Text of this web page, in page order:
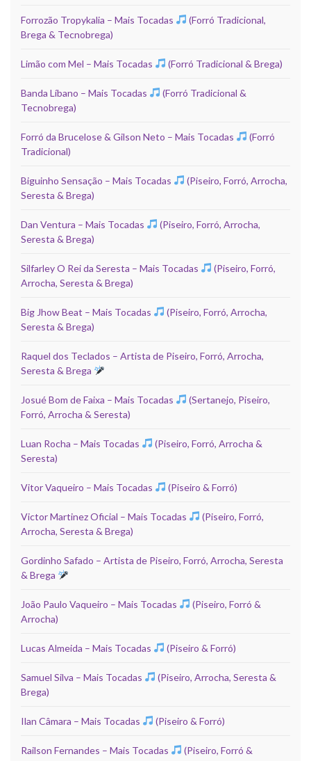
Forrozão Tropykalia – Mais Tocadas
(Forró Tradicional,
Brega & Tecnobrega)
Limão com Mel – Mais Tocadas (Forró Tradicional & Brega)
Banda Líbano – Mais Tocadas
(Forró Tradicional &
Tecnobrega)
Forró da Brucelose & Gilson Neto – Mais Tocadas
(Forró
Tradicional)
Biguinho Sensação – Mais Tocadas
(Piseiro, Forró, Arrocha,
Seresta & Brega)
Dan Ventura – Mais Tocadas
(Piseiro, Forró, Arrocha,
Seresta & Brega)
Silfarley O Rei da Seresta – Mais Tocadas
(Piseiro, Forró,
Arrocha, Seresta & Brega)
Big Jhow Beat – Mais Tocadas
(Piseiro, Forró, Arrocha,
Seresta & Brega)
Raquel dos Teclados – Artista de Piseiro, Forró, Arrocha,
Seresta & Brega
Josué Bom de Faixa – Mais Tocadas
(Sertanejo, Piseiro,
Forró, Arrocha & Seresta)
Luan Rocha – Mais Tocadas
(Piseiro, Forró, Arrocha &
Seresta)
Vitor Vaqueiro – Mais Tocadas (Piseiro & Forró)
Victor Martinez Oficial – Mais Tocadas
(Piseiro, Forró,
Arrocha, Seresta & Brega)
Gordinho Safado – Artista de Piseiro, Forró, Arrocha, Seresta
& Brega
João Paulo Vaqueiro – Mais Tocadas
(Piseiro, Forró &
Arrocha)
Lucas Almeida – Mais Tocadas (Piseiro & Forró)
Samuel Silva – Mais Tocadas
(Piseiro, Arrocha, Seresta &
Brega)
Ilan Câmara – Mais Tocadas (Piseiro & Forró)
Railson Fernandes – Mais Tocadas
(Piseiro, Forró &